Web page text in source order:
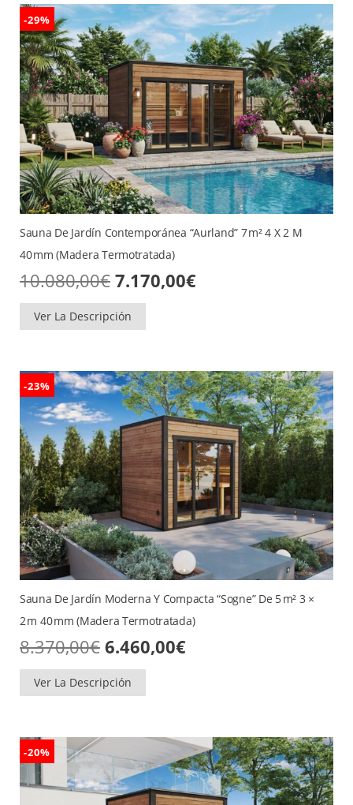
-29%
Sauna De Jardín Contemporánea “Aurland” 7 M² 4 X 2 M
40 Mm (madera Termotratada)
10.080,00€ El
precio
original
era:
10.080,00€.
7.170,00€El
Ver La Descripción
-23%
Sauna De Jardín Moderna Y Compacta “Sogne” De 5 M² 3 ×
2 M 40 Mm (madera Termotratada)
8.370,00€ El
precio
original
era:
8.370,00€.
6.460,00€El
Ver La Descripción
-20%